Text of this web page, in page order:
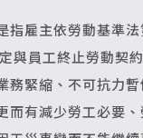
指雇主依勞動基準
與員工終止勞動契
務緊縮、不可抗力
而有減少勞工必要